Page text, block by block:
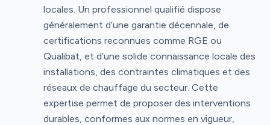
locales. Un professionnel qualifié dispose
généralement d’une garantie décennale, de
certifications reconnues comme RGE ou
Qualibat, et d’une solide connaissance locale des
installations, des contraintes climatiques et des
réseaux de chauffage du secteur. Cette
expertise permet de proposer des interventions
durables, conformes aux normes en vigueur,